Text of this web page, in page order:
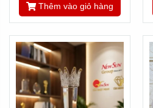
Thêm vào giỏ hàng